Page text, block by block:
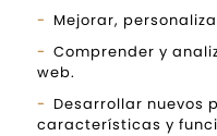
Mejorar,
Comprender y
web.
Desarrollar nuevos
características y